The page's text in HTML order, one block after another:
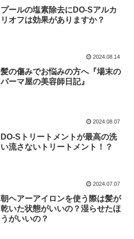
プールの塩素除去にDO-Sアルカ
リオフは効果がありますか？
2024.08.14
髪の傷みでお悩みの方へ『場末の
パーマ屋の美容師日記』
2024.08.07
DO-Sトリートメントが最高の洗
い流さないトリートメント！？
2024.07.07
朝ヘアーアイロンを使う際は髪が
乾いた状態がいいの？湿らせたほ
うがいいの？